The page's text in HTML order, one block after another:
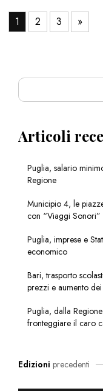
1 2 3 »
Articoli
Puglia, salario
Regione
Municipio 4, le
con “Viaggi Sonori”
Puglia, imprese e
economico
Bari, trasporto
prezzi e aumento
Puglia, dalla
fronteggiare il caro
Edizioni precedenti